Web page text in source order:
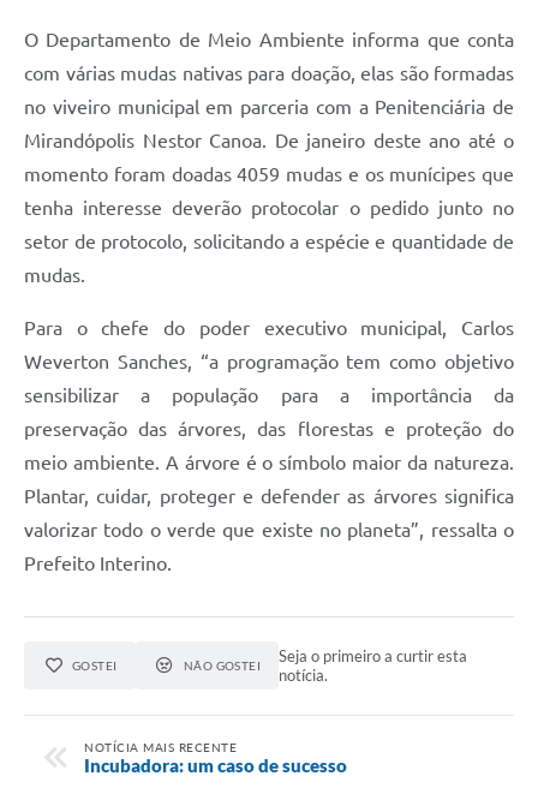
O Departamento de Meio Ambiente informa que conta
com várias mudas nativas para doação, elas são formadas
no viveiro municipal em parceria com a Penitenciária de
Mirandópolis Nestor Canoa. De janeiro deste ano até o
momento foram doadas 4059 mudas e os munícipes que
tenha interesse deverão protocolar o pedido junto no
setor de protocolo, solicitando a espécie e quantidade de
mudas.
Para o chefe do poder executivo municipal, Carlos
Weverton Sanches, “a programação tem como objetivo
sensibilizar a população para a importância da
preservação das árvores, das florestas e proteção do
meio ambiente. A árvore é o símbolo maior da natureza.
Plantar, cuidar, proteger e defender as árvores significa
valorizar todo o verde que existe no planeta”, ressalta o
Prefeito Interino.
GOSTEI NÃO GOSTEI
Seja o primeiro a curtir esta
notícia.
NOTÍCIA MAIS RECENTE
Incubadora: um caso de sucesso